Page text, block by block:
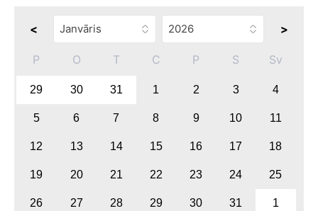
< >
P O T C P S Sv
29 30 31 1 2 3 4
5 6 7 8 9 10 11
12 13 14 15 16 17 18
19 20 21 22 23 24 25
26 27 28 29 30 31 1